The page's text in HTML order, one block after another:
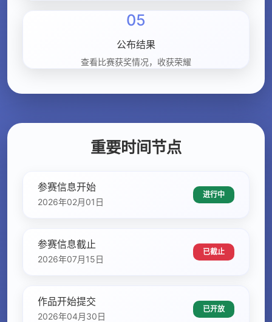
05
公布结果
查看比赛获奖情况，收获荣耀
重要时间节点
参赛信息开始
2026年02月01日
进行中
参赛信息截止
2026年07月15日
已截止
作品开始提交
2026年04月30日
已开放